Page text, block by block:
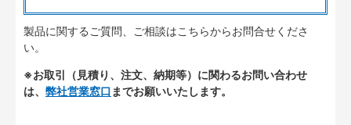
製品に関するご質問、ご相談はこちらからお問合せくださ
い。
※お取引（見積り、注文、納期等）に関わるお問い合わせ
は、 弊社営業窓口 までお願いいたします。